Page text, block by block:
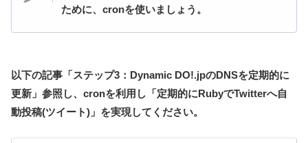
ために、cronを使いましょう。
以下の記事「ステップ3：Dynamic DO!.jpのDNSを定期的に
更新」参照し、cronを利用し「定期的にRubyでTwitterへ自
動投稿(ツイート)」を実現してください。